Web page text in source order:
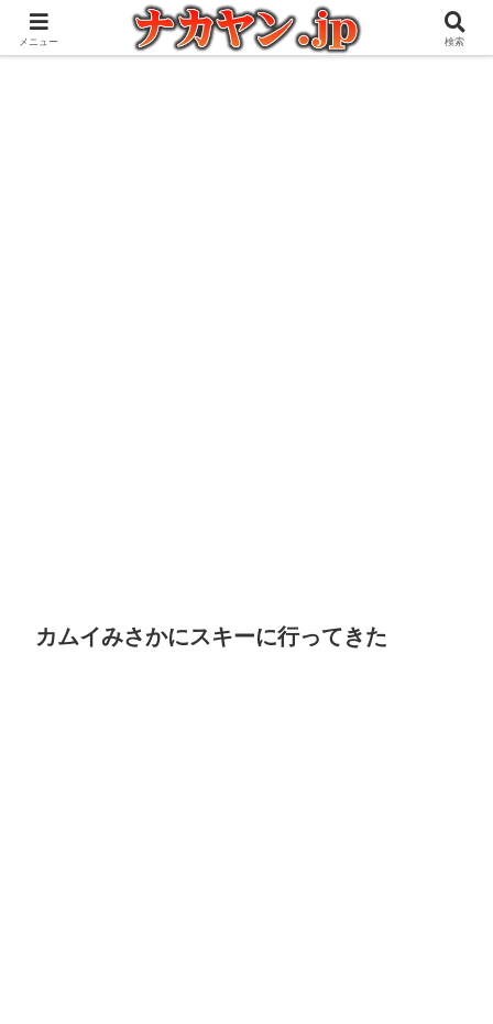
アウトドアとガジェット好きな管理人の愉快な日々を綴るブログ
カムイみさかにスキーに行ってきた
メニュー 検索